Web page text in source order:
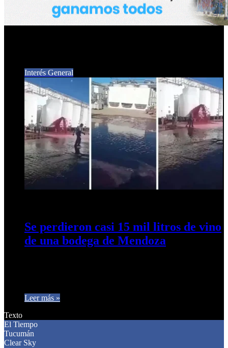
Interés General
Se perdieron casi 15 mil litros de vino
de una bodega de Mendoza
Leer más »
Texto
El Tiempo
Tucumán
Clear Sky